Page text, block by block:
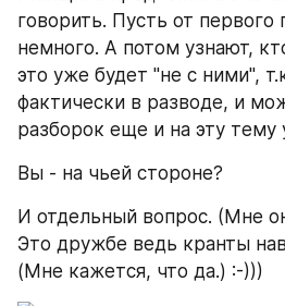
говорить. Пусть от первого
немного. А потом узнают,
это уже будет "не с ними",
фактически в разводе, и
разборок еще и на эту тему
Вы - на чьей стороне?
И отдельный вопрос. (Мне
Это дружбе ведь кранты
(Мне кажется, что да.) :-)))